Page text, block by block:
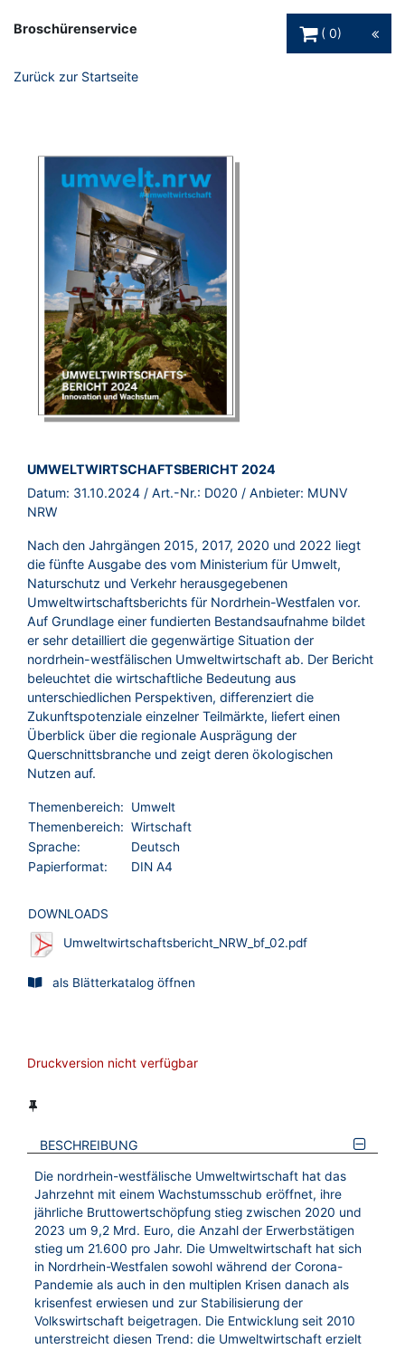
Broschürenservice
0
Zurück zur Startseite
BROSCHÜRE:
UMWELTWIRTSCHAFTSBERICHT 2024
Datum: 31.10.2024 / Art.-Nr.: D020 / Anbieter: MUNV
NRW
Nach den Jahrgängen 2015, 2017, 2020 und 2022 liegt
die fünfte Ausgabe des vom Ministerium für Umwelt,
Naturschutz und Verkehr herausgegebenen
Umweltwirtschaftsberichts für Nordrhein-Westfalen vor.
Auf Grundlage einer fundierten Bestandsaufnahme bildet
er sehr detailliert die gegenwärtige Situation der
nordrhein-westfälischen Umweltwirtschaft ab. Der Bericht
beleuchtet die wirtschaftliche Bedeutung aus
unterschiedlichen Perspektiven, differenziert die
Zukunftspotenziale einzelner Teilmärkte, liefert einen
Überblick über die regionale Ausprägung der
Querschnittsbranche und zeigt deren ökologischen
Nutzen auf.
Themenbereich:
Umwelt
Themenbereich: Wirtschaft
Sprache:
Deutsch
Papierformat:
DIN A4
DOWNLOADS
Umweltwirtschaftsbericht_NRW_bf_02.pdf
als Blätterkatalog öffnen
Druckversion nicht verfügbar
BESCHREIBUNG
Die nordrhein-westfälische Umweltwirtschaft hat das
Jahrzehnt mit einem Wachstumsschub eröffnet, ihre
jährliche Bruttowertschöpfung stieg zwischen 2020 und
2023 um 9,2 Mrd. Euro, die Anzahl der Erwerbstätigen
stieg um 21.600 pro Jahr. Die Umweltwirtschaft hat sich
in Nordrhein-Westfalen sowohl während der Corona-
Pandemie als auch in den multiplen Krisen danach als
krisenfest erwiesen und zur Stabilisierung der
Volkswirtschaft beigetragen. Die Entwicklung seit 2010
unterstreicht diesen Trend: die Umweltwirtschaft erzielt